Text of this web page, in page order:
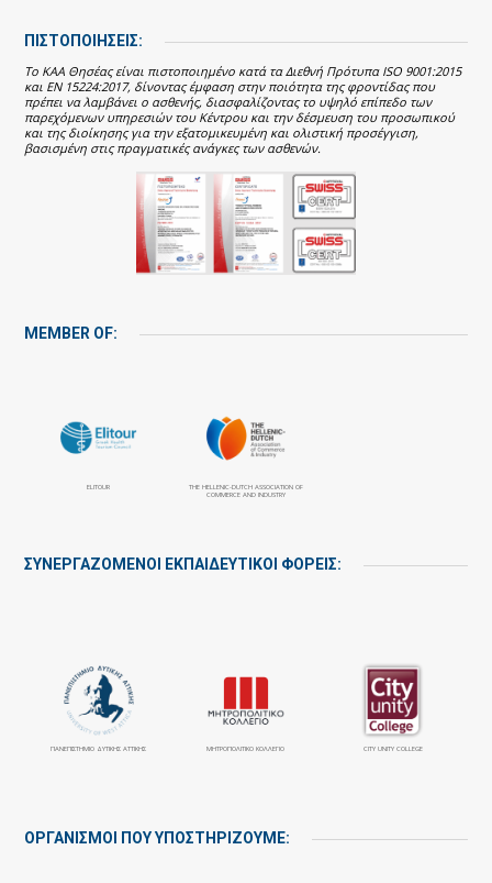
ΠΙΣΤΟΠΟΙΗΣΕΙΣ:
Το ΚΑΑ Θησέας είναι πιστοποιημένο κατά τα Διεθνή Πρότυπα ISO 9001:2015
και EN 15224:2017, δίνοντας έμφαση στην ποιότητα της φροντίδας που
πρέπει να λαμβάνει ο ασθενής, διασφαλίζοντας το υψηλό επίπεδο των
παρεχόμενων υπηρεσιών του Κέντρου και την δέσμευση του προσωπικού
και της διοίκησης για την εξατομικευμένη και ολιστική προσέγγιση,
βασισμένη στις πραγματικές ανάγκες των ασθενών.
MEMBER OF:
ELITOUR
THE HELLENIC-DUTCH ASSOCIATION OF
COMMERCE AND INDUSTRY
ΣΥΝΕΡΓΑΖΌΜΕΝΟΙ ΕΚΠΑΙΔΕΥΤΙΚΟΊ ΦΟΡΕΊΣ:
ΠΑΝΕΠΙΣΤΉΜΙΟ ΔΥΤΙΚΉΣ ΑΤΤΙΚΉΣ ΜΗΤΡΟΠΟΛΙΤΙΚΟ ΚΟΛΛΕΓΙΟ CITY UNITY COLLEGE
ΟΡΓΑΝΙΣΜΟΙ ΠΟΥ ΥΠΟΣΤΗΡΙΖΟΥΜΕ: